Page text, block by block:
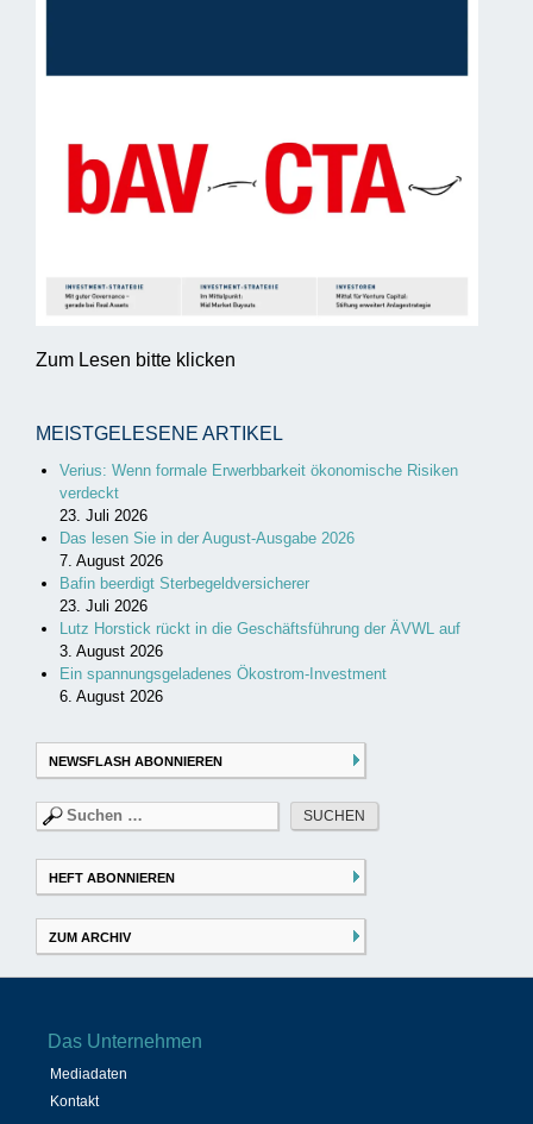
Zum Lesen bitte klicken
MEISTGELESENE ARTIKEL
Verius: Wenn formale Erwerbbarkeit ökonomische Risiken
verdeckt
23. Juli 2026
Das lesen Sie in der August-Ausgabe 2026
7. August 2026
Bafin beerdigt Sterbegeldversicherer
23. Juli 2026
Lutz Horstick rückt in die Geschäftsführung der ÄVWL auf
3. August 2026
Ein spannungsgeladenes Ökostrom-Investment
6. August 2026
NEWSFLASH ABONNIEREN
Suchen
nach:
HEFT ABONNIEREN
ZUM ARCHIV
Das Unternehmen
Mediadaten
Kontakt